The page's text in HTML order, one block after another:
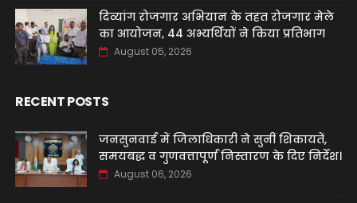
दिव्यांग रोजगार अभियान के तहत रोजगार मेले
का आयोजन, 44 अभ्यर्थियों ने किया प्रतिभाग
August 05, 2026
RECENT POSTS
जनसुनवाई में जिलाधिकारी ने सुनीं शिकायतें,
समयबद्ध व गुणवत्तापूर्ण निस्तारण के दिए निर्देश।
August 06, 2026